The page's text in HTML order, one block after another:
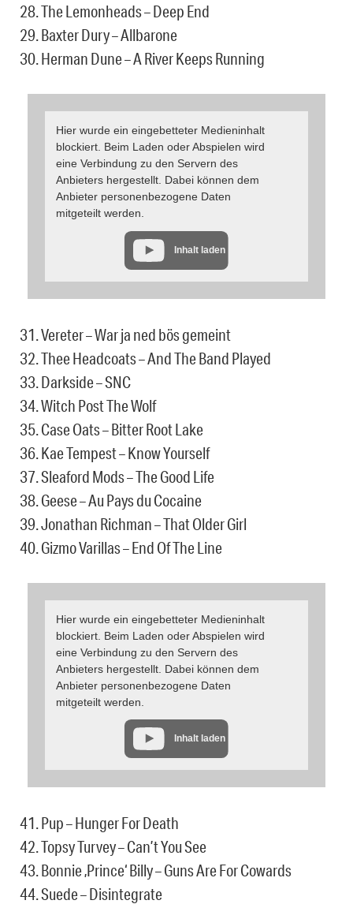
28. The Lemonheads – Deep End
29. Baxter Dury – Allbarone
30. Herman Dune – A River Keeps Running
Hier wurde ein eingebetteter Medieninhalt
blockiert. Beim Laden oder Abspielen wird
eine Verbindung zu den Servern des
Anbieters hergestellt. Dabei können dem
Anbieter personenbezogene Daten
mitgeteilt werden.
Inhalt laden
31. Vereter – War ja ned bös gemeint
32. Thee Headcoats – And The Band Played
33. Darkside – SNC
34. Witch Post The Wolf
35. Case Oats – Bitter Root Lake
36. Kae Tempest – Know Yourself
37. Sleaford Mods – The Good Life
38. Geese – Au Pays du Cocaine
39. Jonathan Richman – That Older Girl
40. Gizmo Varillas – End Of The Line
Hier wurde ein eingebetteter Medieninhalt
blockiert. Beim Laden oder Abspielen wird
eine Verbindung zu den Servern des
Anbieters hergestellt. Dabei können dem
Anbieter personenbezogene Daten
mitgeteilt werden.
Inhalt laden
41. Pup – Hunger For Death
42. Topsy Turvey – Can’t You See
43. Bonnie ‚Prince‘ Billy – Guns Are For Cowards
44. Suede – Disintegrate